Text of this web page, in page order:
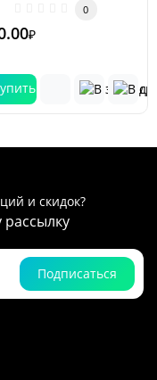
в частных
0
₽
и скидок?
Подписаться